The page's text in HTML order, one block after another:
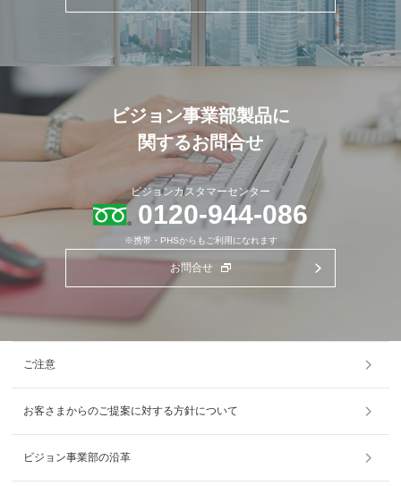
ビジョン事業部製品に
関するお問合せ
ビジョンカスタマーセンター
0120-944-086
※携帯・PHSからもご利用になれます
お問合せ
ご注意
お客さまからのご提案に対する方針について
ビジョン事業部の沿革